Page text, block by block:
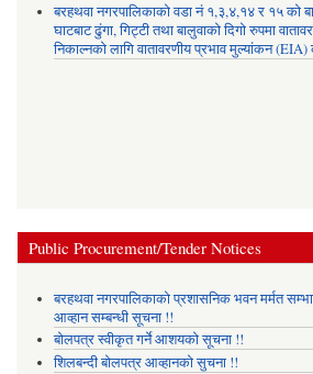
बरहथवा नगरपालिकाको वडा नं १,३,४,१४ र १५ को
घाटबाट ढुंगा, गिट्टी तथा बालुवाको दिगो रुपमा
निकाल्नको लागि वातावरणीय प्रभाव मुल्यांकन
Public Procurement/Tender Notices
बरहथवा नगरपालिकाको प्रशासनिक भवन मर्मत
आव्हान सम्बन्धी सूचना !!
बोलपत्र स्वीकृत गर्ने आशयको सूचना !!
शिलबन्दी बोलपत्र आव्हानको सुचना !!